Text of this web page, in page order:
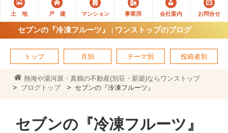
土 地 戸 建 マンション 事業用 会社案内 お問合せ
セブンの『冷凍フルーツ』 | ワンストップのブログ
トップ 月別 テーマ別 投稿者別
熱海や湯河原・真鶴の不動産(別荘・新築)ならワンストップ
ブログトップ
セブンの『冷凍フルーツ』
セブンの『冷凍フルーツ』